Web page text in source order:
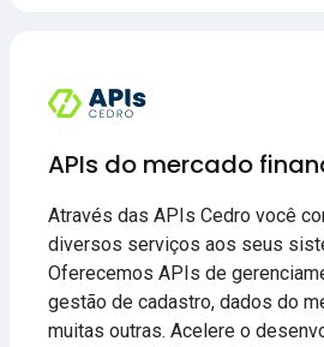
APIs do mercado
Através das APIs Cedro você
diversos serviços aos seus
Oferecemos APIs de
gestão de cadastro, dados do
muitas outras. Acelere o